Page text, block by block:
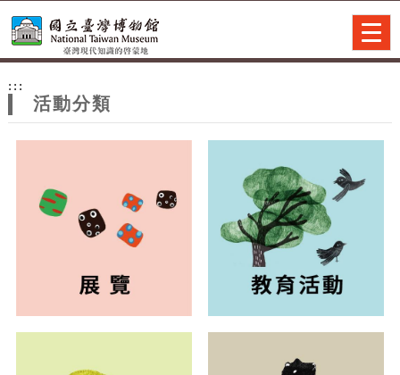
網
站
主
:::
活動分類